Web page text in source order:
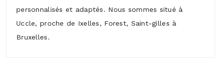
personnalisés et adaptés. Nous sommes situé à
Uccle, proche de Ixelles, Forest, Saint-gilles à
Bruxelles.